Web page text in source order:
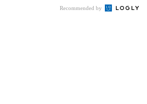
Recommended by